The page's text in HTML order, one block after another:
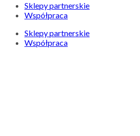
Sklepy partnerskie
Współpraca
Sklepy partnerskie
Współpraca